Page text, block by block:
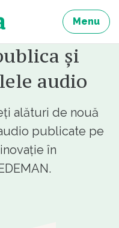
Menu
și
audio
alături de nouă
publicate pe
în